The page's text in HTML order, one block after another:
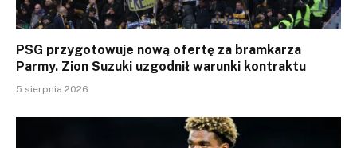
PSG przygotowuje nową ofertę za bramkarza
Parmy. Zion Suzuki uzgodnił warunki kontraktu
5 sierpnia 2026